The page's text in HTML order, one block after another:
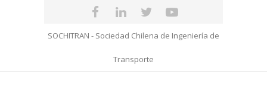
SOCHITRAN - Sociedad Chilena de Ingeniería de
Transporte